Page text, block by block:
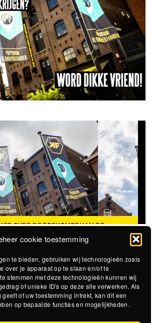
cookie toestemming
te bieden, gebruiken wij technologieën zoals
over je apparaat op te slaan en/of te
stemmen met deze technologieën kunnen wij
of unieke ID's op deze site verwerken. Als
of uw toestemming intrekt, kan dit een
op bepaalde functies en mogelijkheden.
OVER DE TOEKOMST VAN DE
KROEPOEKFABRIEK